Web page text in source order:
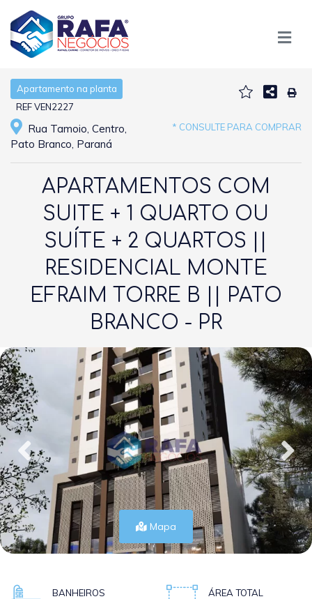
Apartamento na planta
REF VEN2227
Rua Tamoio, Centro,
Pato Branco, Paraná
* CONSULTE PARA COMPRAR
APARTAMENTOS COM
SUITE + 1 QUARTO OU
SUÍTE + 2 QUARTOS ||
RESIDENCIAL MONTE
EFRAIM TORRE B || PATO
BRANCO - PR
Mapa
BANHEIROS ÁREA TOTAL